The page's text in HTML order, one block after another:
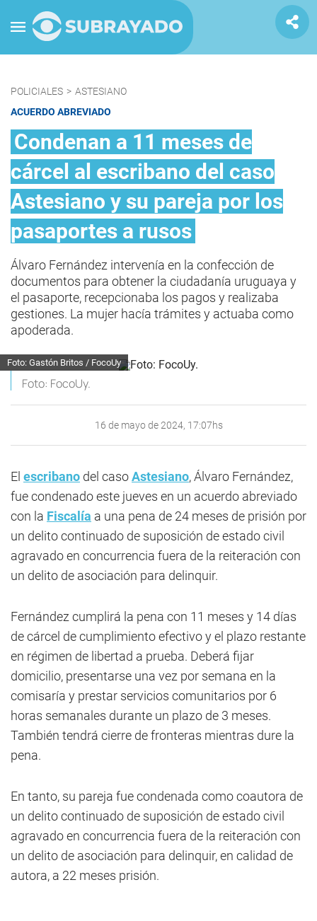
POLICIALES > ASTESIANO
ACUERDO ABREVIADO
Condenan a 11 meses de
cárcel al escribano del caso
Astesiano y su pareja por los
pasaportes a rusos
Álvaro Fernández intervenía en la confección de
documentos para obtener la ciudadanía uruguaya y
el pasaporte, recepcionaba los pagos y realizaba
gestiones. La mujer hacía trámites y actuaba como
apoderada.
Foto: Gastón Britos / FocoUy
Foto: FocoUy.
16 de mayo de 2024, 17:07hs
El escribano del casoAstesiano, Álvaro Fernández,
fue condenado este jueves en un acuerdo abreviado
con la Fiscalía a una pena de 24 meses de prisión por
un delito continuado de suposición de estado civil
agravado en concurrencia fuera de la reiteración con
un delito de asociación para delinquir.
Fernández cumplirá la pena con 11 meses y 14 días
de cárcel de cumplimiento efectivo y el plazo restante
en régimen de libertad a prueba. Deberá fijar
domicilio, presentarse una vez por semana en la
comisaría y prestar servicios comunitarios por 6
horas semanales durante un plazo de 3 meses.
También tendrá cierre de fronteras mientras dure la
pena.
En tanto, su pareja fue condenada como coautora de
un delito continuado de suposición de estado civil
agravado en concurrencia fuera de la reiteración con
un delito de asociación para delinquir, en calidad de
autora, a 22 meses prisión.